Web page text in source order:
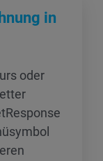
in
oder